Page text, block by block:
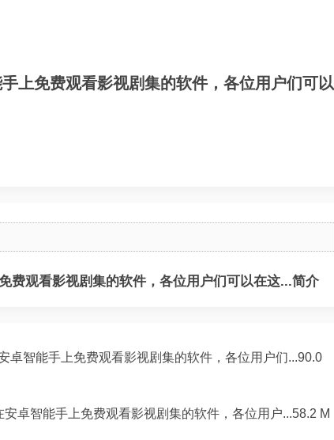
上免费观看影视剧集的软件，各位用户们可以
费观看影视剧集的软件，各位用户们可以在这...简介
卓智能手上免费观看影视剧集的软件，各位用户们...90.0
卓智能手上免费观看影视剧集的软件，各位用户...58.2 M